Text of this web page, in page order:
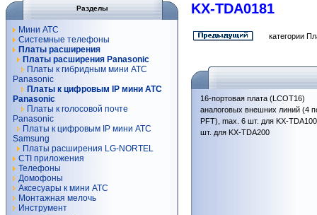
Разделы
Мини АТС
Системные телефоны
Платы расширения
Платы расширения Panasonic
Платы к гибридным мини АТС
Panasonic
Платы к цифровым IP мини АТС
Panasonic
Платы к голосовой почте
Panasonic
Платы к цифровым IP мини АТС
Samsung
Платы расширения LG-NORTEL
CTI приложения
Телефоны
Домофоны
Аксесуары к мини АТС
Монтажная мелочь
Инструмент
KX-TDA0181
категории
16-портовая плата (LCOT16)
аналоговых внешних линий (4
PFT), max. 6 шт. для KX-
шт. для KX-TDA200